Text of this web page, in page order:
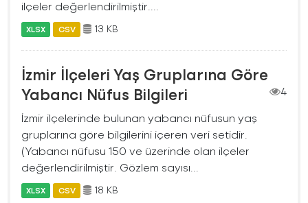
ilçeler değerlendirilmiştir....
XLSX CSV 13 KB
İzmir İlçeleri Yaş Gruplarına Göre
Yabancı Nüfus Bilgileri
4
İzmir ilçelerinde bulunan yabancı nüfusun yaş
gruplarına göre bilgilerini içeren veri setidir.
(Yabancı nüfusu 150 ve üzerinde olan ilçeler
değerlendirilmiştir. Gözlem sayısı...
XLSX CSV 18 KB